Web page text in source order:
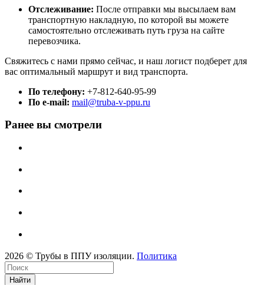
Отслеживание: После отправки мы высылаем вам
транспортную накладную, по которой вы можете
самостоятельно отслеживать путь груза на сайте
перевозчика.
Свяжитесь с нами прямо сейчас, и наш логист подберет для
вас оптимальный маршрут и вид транспорта.
По телефону: +7-812-640-95-99
По e-mail: mail@truba-v-ppu.ru
Ранее вы смотрели
2026 © Трубы в ППУ изоляции. Политика
Найти